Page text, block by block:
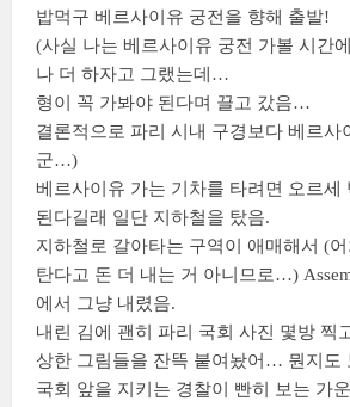
밥먹구 베르사이유 궁전을 향해 출발!
(사실 나는 베르사이유 궁전 가볼 시간
나 더 하자고 그랬는데…
형이 꼭 가봐야 된다며 끌고 갔음…
결론적으로 파리 시내 구경보다 베르사
군…)
베르사이유 가는 기차를 타려면 오르세
된다길래 일단 지하철을 탔음.
지하철로 갈아타는 구역이 애매해서 (어
탄다고 돈 더 내는 거 아니므로…)
에서 그냥 내렸음.
내린 김에 괜히 파리 국회 사진 몇방 찍
상한 그림들을 잔뜩 붙여놨어… 뭔지도
국회 앞을 지키는 경찰이 빤히 보는 가